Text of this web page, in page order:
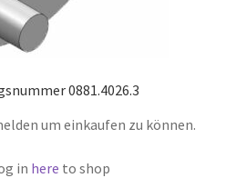
0881.4026.3
um einkaufen zu können.
in here to shop